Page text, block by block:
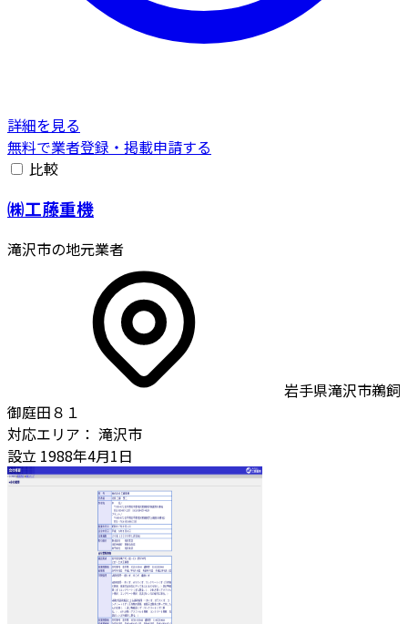
詳細を見る
無料で業者登録・掲載申請する
比較
㈱工藤重機
滝沢市の地元業者
岩手県滝沢市鵜飼
御庭田８１
対応エリア： 滝沢市
設立 1988年4月1日